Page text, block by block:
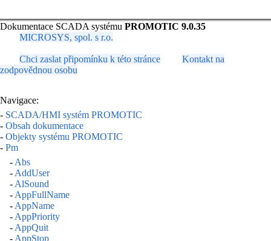
Dokumentace SCADA systému PROMOTIC 9.0.35
MICROSYS, spol. s r.o.
Chci zaslat připomínku k této stránce
Kontakt na
zodpovědnou osobu
Navigace:
- SCADA/HMI systém PROMOTIC
- Obsah dokumentace
- Objekty systému PROMOTIC
- Pm
- Abs
- AddUser
- AlSound
- AppFullName
- AppName
- AppPriority
- AppQuit
- AppStop